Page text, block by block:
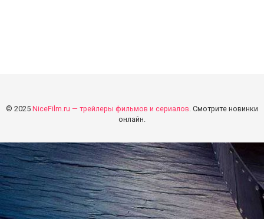
© 2025 NiceFilm.ru — трейлеры фильмов и сериалов. Смотрите новинки
онлайн.